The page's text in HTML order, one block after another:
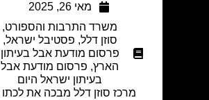
מאי 26, 2025
משרד התרבות והספורט,
סוזן דלל, פסטיבל ישראל,
פרסום מודעת אבל בעיתון
הארץ, פרסום מודעת אבל
בעיתון ישראל היום
מרכז סוזן דלל מבכה את לכתו